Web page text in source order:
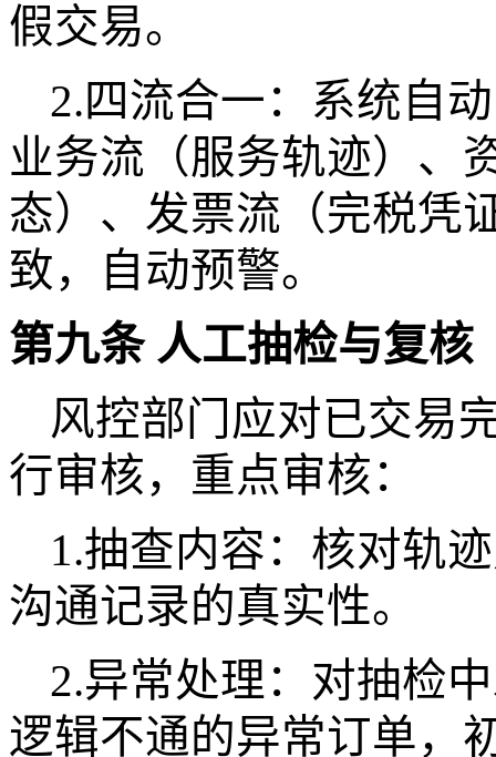
假交易。
2.四流合一：系统自
业务流（服务轨迹）、
态）、发票流（完税凭
致，自动预警。
第九条 人工抽检与复核
风控部门应对已交易
行审核，重点审核：
1.抽查内容：核对轨
沟通记录的真实性。
2.异常处理：对抽检
逻辑不通的异常订单，